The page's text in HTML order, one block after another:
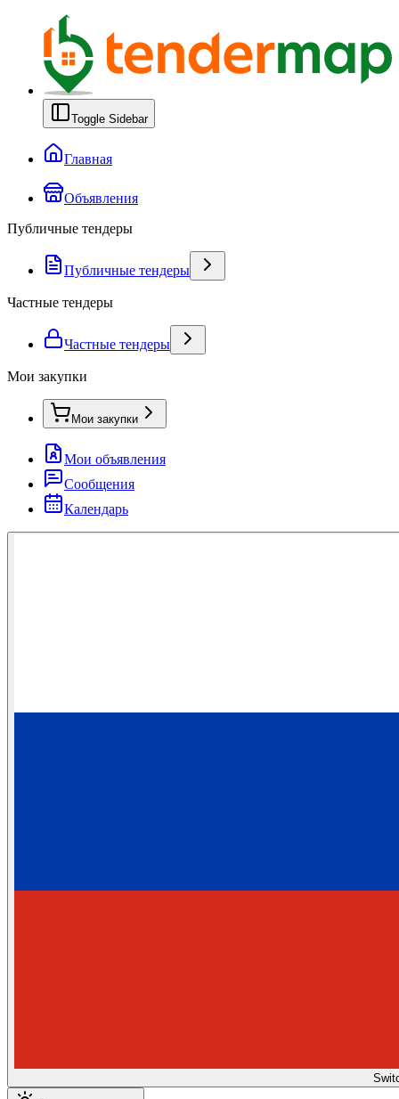
Toggle Sidebar
Главная
Объявления
Публичные тендеры
Публичные тендеры
Частные тендеры
Частные тендеры
Мои закупки
Мои закупки
Мои объявления
Сообщения
Календарь